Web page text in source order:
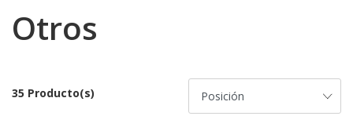
Otros
35 Producto(s)